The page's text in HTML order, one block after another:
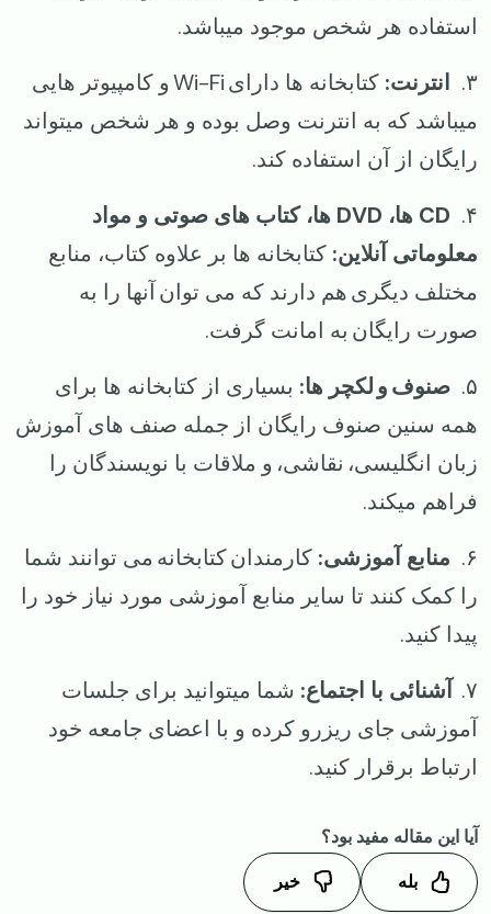
استفاده هر شخص موجود میباشد.
۳.
انترنت:
کتابخانه‌ ها دارای Wi-Fi و کامپیوتر هایی
میباشد که به انترنت وصل بوده و هر شخص میتواند
رایگان از آن استفاده کند.
۴.
CD ها، DVD ها، کتاب های صوتی و مواد
معلوماتی آنلاین: کتابخانه‌ ها بر علاوه کتاب، منابع
مختلف دیگری هم دارند که می‌ توان آنها را به‌
صورت رایگان به امانت گرفت.
۵. صنوف و لکچر ها: بسیاری از کتابخانه‌ ها برای
همه سنین صنوف رایگان از جمله صنف های آموزش
زبان انگلیسی، نقاشی، و ملاقات با نویسندگان را
فراهم میکند.
۶.
منابع آموزشی: کارمندان کتابخانه می توانند شما
را کمک کنند تا سایر منابع آموزشی مورد نیاز خود را
پیدا کنید.
۷. آشنائی با اجتماع: شما میتوانید برای جلسات
آموزشی جای ریزرو کرده و با اعضای جامعه خود
ارتباط برقرار کنید.
آیا این مقاله مفید بود؟
بله
خیر